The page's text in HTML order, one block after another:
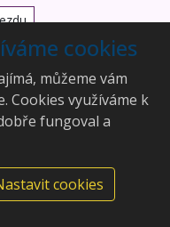
Rajský
292/20, 36007
Vary, Doubí
cookies
můžeme vám
Cookies využíváme k
fungoval a
cookies